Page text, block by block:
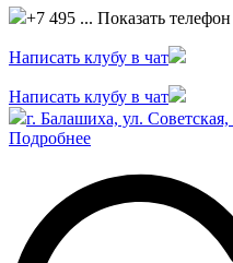
+7 495 ... Показать телефон
Написать клубу в чат
Написать клубу в чат
г. Балашиха, ул. Советская,
Подробнее